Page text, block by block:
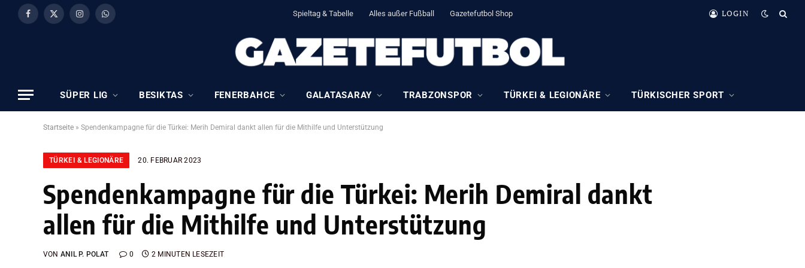
Facebook
X
InstagramWhatsApp Spieltag & Tabelle Alles außer Fußball Gazetefutbol Shop LOGIN
SÜPER LIG BESIKTAS FENERBAHCE GALATASARAY TRABZONSPOR TÜRKEI & LEGIONÄRE TÜRKISCHER SPORT
Startseite » Spendenkampagne für die Türkei: Merih Demiral dankt allen für die Mithilfe und Unterstützung
TÜRKEI & LEGIONÄRE 20. FEBRUAR 2023
Spendenkampagne für die Türkei: Merih Demiral dankt
allen für die Mithilfe und Unterstützung
VON ANIL P. POLAT 0 2 MINUTEN LESEZEIT